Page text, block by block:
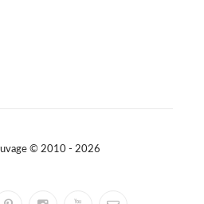
© 2010 - 2026